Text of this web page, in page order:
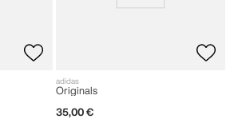
adidas
Originals
35,00 €